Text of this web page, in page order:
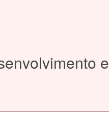
e